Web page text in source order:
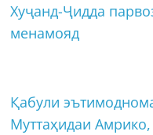
Хуҷанд-Ҷидда
менамояд
Қабули
Муттаҳидаи